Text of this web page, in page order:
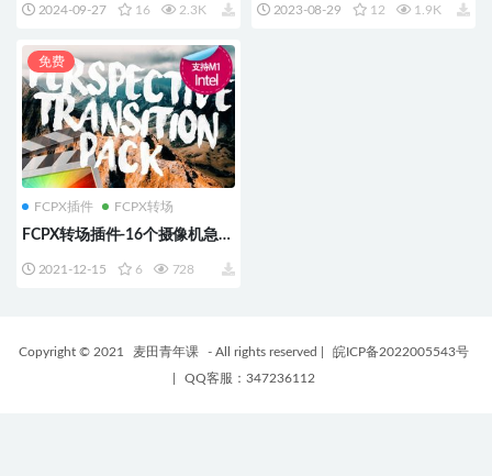
Camera 支持M1 M2 M3
2024-09-27 16 2.3K
M22023-08-29 12 1.9K
免费
FCPX插件 FCPX转场
FCPX转场插件-16个摄像机急速
Whip Transition Pack
2021-12-15 6 728
Copyright © 2021 麦田青年课 - All rights reserved
皖ICP备2022005543号
QQ客服：347236112